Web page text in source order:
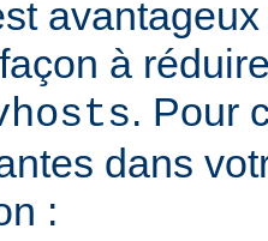
à
. Pour
dans
: